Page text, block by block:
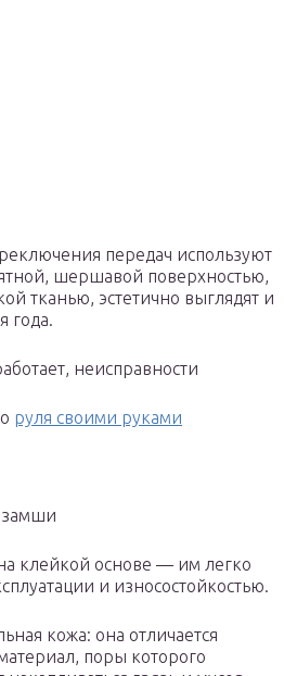
передач используют
шершавой поверхностью,
тканью, эстетично выглядят и
года.
неисправности
руля своими руками
замши
клейкой основе — им легко
и износостойкостью.
кожа: она отличается
поры которого